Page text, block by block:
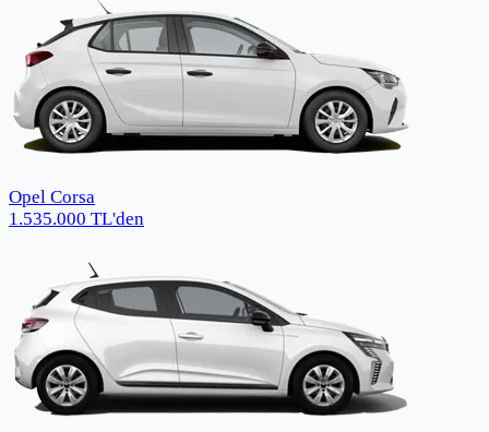
Opel Corsa
1.535.000 TL'den